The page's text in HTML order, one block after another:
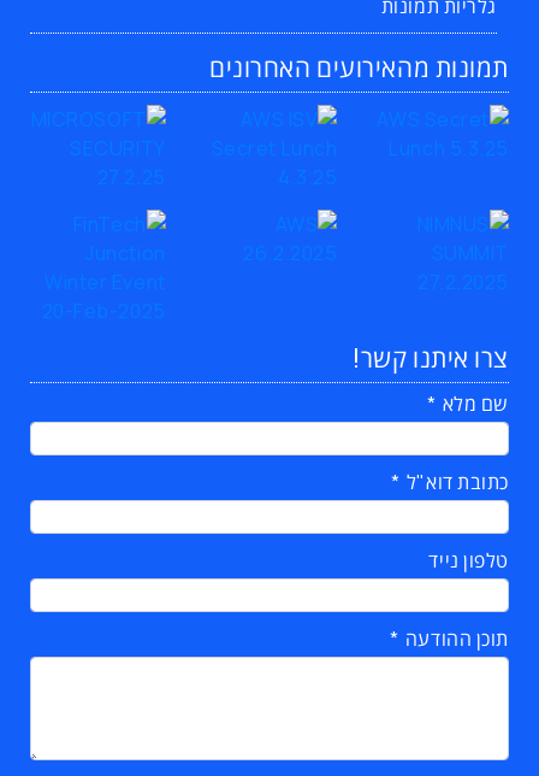
גלריות תמונות
תמונות מהאירועים האחרונים
צרו איתנו קשר!
שם מלא
כתובת דוא"ל
טלפון נייד
תוכן ההודעה